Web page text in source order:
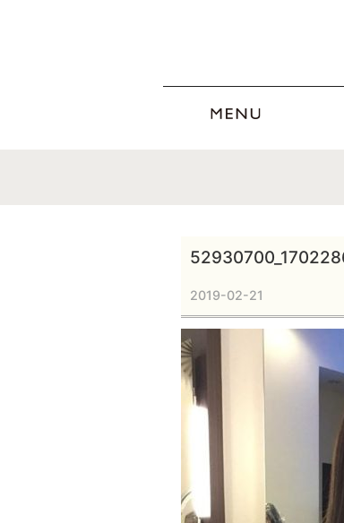
2019-02-21